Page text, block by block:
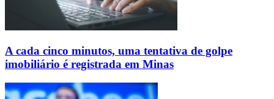
A cada cinco minutos, uma tentativa de golpe
imobiliário é registrada em Minas